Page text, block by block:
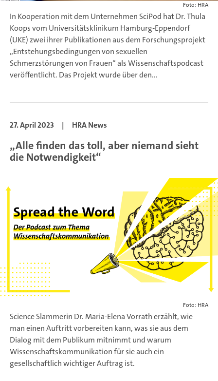
Foto: HRA
In Kooperation mit dem Unternehmen SciPod hat Dr. Thula
Koops vom Universitätsklinikum Hamburg-Eppendorf
(UKE) zwei ihrer Publikationen aus dem Forschungsprojekt
„Entstehungsbedingungen von sexuellen
Schmerzstörungen von Frauen“ als Wissenschaftspodcast
veröffentlicht. Das Projekt wurde über den...
27. April 2023 | HRA News
„Alle finden das toll, aber niemand sieht
die Notwendigkeit“
Foto: HRA
Science Slammerin Dr. Maria-Elena Vorrath erzählt, wie
man einen Auftritt vorbereiten kann, was sie aus dem
Dialog mit dem Publikum mitnimmt und warum
Wissenschaftskommunikation für sie auch ein
gesellschaftlich wichtiger Auftrag ist.